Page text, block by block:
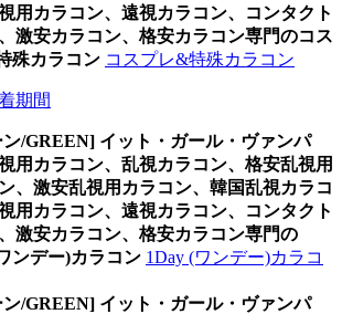
用カラコン、遠視カラコン、コンタクト
激安カラコン、格安カラコン専門のコス
殊カラコン コスプレ&特殊カラコン
期間
/GREEN] イット・ガール・ヴァンパ
用カラコン、乱視カラコン、格安乱視用
、激安乱視用カラコン、韓国乱視カラコ
用カラコン、遠視カラコン、コンタクト
激安カラコン、格安カラコン専門の
ンデー)カラコン 1Day (ワンデー)カラコ
/GREEN] イット・ガール・ヴァンパ